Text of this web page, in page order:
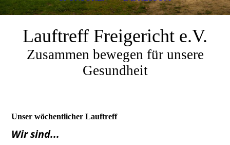
Lauftreff Freigericht e.V.
Zusammen bewegen für unsere
Gesundheit
Unser wöchentlicher Lauftreff
Wir sind...